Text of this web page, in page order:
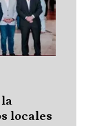
locales